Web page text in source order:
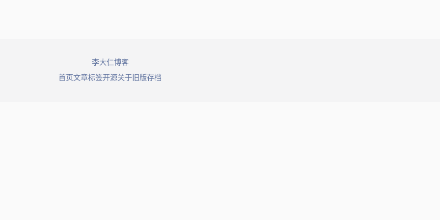
© 2026 李大仁博客. All rights reserved.
首页文章标签开源关于 旧版存档